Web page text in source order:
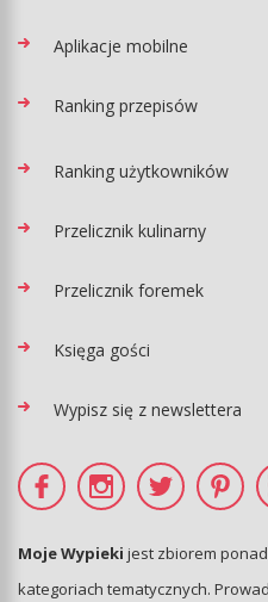
Aplikacje mobilne
Ranking przepisów
Ranking użytkowników
Przelicznik kulinarny
Przelicznik foremek
Księga gości
Wypisz się z newslettera
Moje Wypieki jest zbiorem
kategoriach tematycznych.